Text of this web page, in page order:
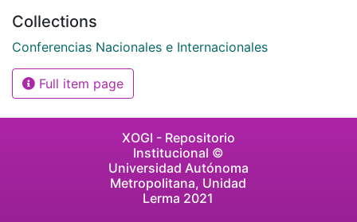
Collections
Conferencias Nacionales e Internacionales
Full item page
XOGI - Repositorio
Institucional ©
Universidad Autónoma
Metropolitana, Unidad
Lerma 2021